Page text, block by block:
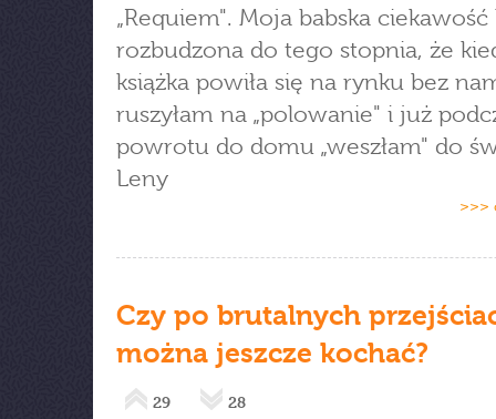
„Requiem". Moja babska ciekawość
rozbudzona do tego stopnia, że
książka powiła się na rynku bez
ruszyłam na „polowanie" i już
powrotu do domu „weszłam" do
Leny
>>>
Czy po brutalnych
można jeszcze kochać?
29 28